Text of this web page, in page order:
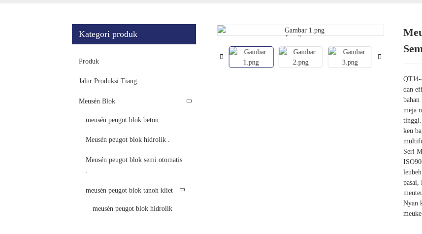
Kategori produk
Produk
Jalur Produksi Tiang
Meusén Blok
meusén peugot blok beton
Meusén peugot blok hidrolik .
Meusén peugot blok semi otomatis
meusén peugot blok tanoh kliet
meusén peugot blok hidrolik
.
Loading...
Loading... Loading...
Loading...
dan
meja
tinggi.
keu
Seri
pasai,
Nyan